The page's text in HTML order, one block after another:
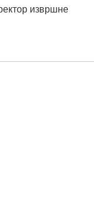
извршне